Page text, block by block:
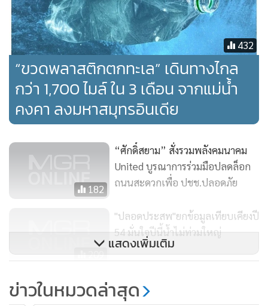
นอกจากนี้ ก.คมนาคมฯ กับสำนักงานเพื่อการพัฒนาแห่ง
สาธารณรัฐฝรั่งเศส (AFD) ยังมีโครงการความร่วมมือทางวิชาการ
การพัฒนาระบบขนส่งมวลชนในเมือง และการรักษามรดกชุมชน
อย่างยั่งยืนในพื้นที่จังหวัดภูเก็ต (SUTRHE) Project in Phuket
ในปี 2563-2564 ซึ่งครอบคลุมถึงโครงการรถไฟฟ้ารางเบา
กระเช้าไฟฟ้า และรถโดยสารสาธารณะเพื่อพัฒนาเป็นเครือข่าย
ขนส่งสาธารณะที่ยั่งยืนควบคู่กับการอนุรักษ์สิ่งแวดล้อมและ
มรดก โดย AFD ยินดีให้การสนับสนุนทั้งในด้านการเงิน การวิจัย
และการศึกษา เพื่อพัฒนาระบบโครงสร้างพื้นฐานของไทยอีก
432
“ขวดพลาสติกตกทะเล” เดินทางไกล
กว่า 1,700 ไมล์ ใน 3 เดือน จากแม่น้ำ
คงคา ลงมหาสมุทรอินเดีย
182
“ศักดิ์สยาม” สั่งรวมพลังคมนาคม
United บูรณาการร่วมมือปลดล็อก
ถนนสะดวกเพื่อ ปชช.ปลอดภัย
209
"ปลอดประสพ"ยกข้อมูลเทียบเคียงปี
54 มั่นใจปีนี้น้ำไม่ท่วมใหญ่
ฉีดเกือบ 2 ล้านโดสแล้ว คาด 28
แสดงเพิ่มเติม
ข่าวในหมวดล่าสุด